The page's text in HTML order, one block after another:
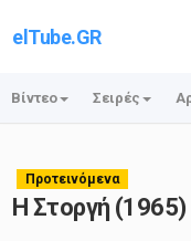
elTube.GR
Βίντεο Σειρές
Προτεινόμενα
Η Στοργή (1965)